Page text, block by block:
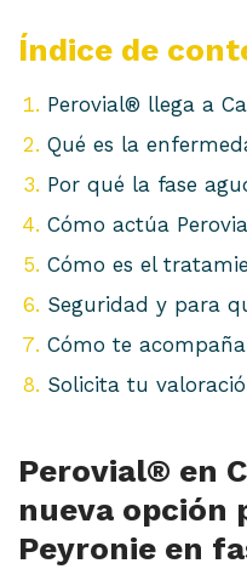
Índice de
Perovial® llega a
Qué es la
Por qué la fase
Cómo actúa
Cómo es el
Seguridad y para
Cómo te
Solicita tu
Perovial® en
nueva opción
Peyronie en